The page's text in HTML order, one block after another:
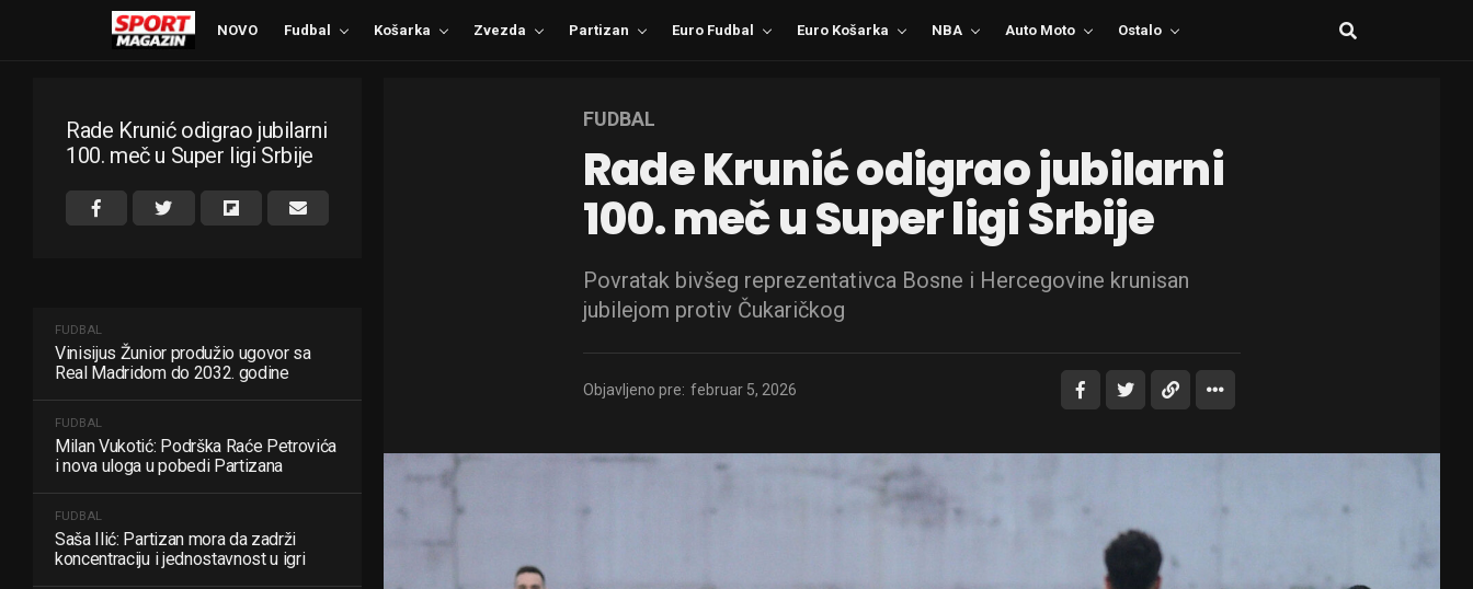
NOVO Fudbal Košarka Zvezda Partizan Euro Fudbal Euro Košarka NBA Auto Moto Ostalo
Rade Krunić odigrao jubilarni
100. meč u Super ligi Srbije
FUDBAL
Vinisijus Žunior produžio ugovor sa
Real Madridom do 2032. godine
FUDBAL
Milan Vukotić: Podrška Raće Petrovića
i nova uloga u pobedi Partizana
FUDBAL
Saša Ilić: Partizan mora da zadrži
koncentraciju i jednostavnost u igri
FUDBAL
Rade Krunić odigrao jubilarni
100. meč u Super ligi Srbije
Povratak bivšeg reprezentativca Bosne i Hercegovine krunisan
jubilejom protiv Čukaričkog
Objavljeno pre: februar 5, 2026